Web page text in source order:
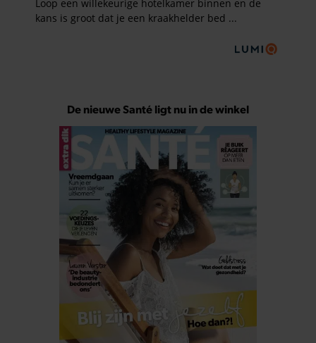
De nieuwe Santé ligt nu in de winkel